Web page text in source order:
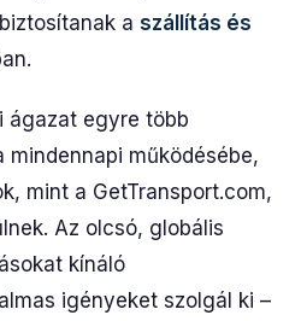
a szállítás és
ágazat egyre több
működésébe,
mint a GetTransport.com,
Az olcsó, globális
kínáló
igényeket szolgál ki –